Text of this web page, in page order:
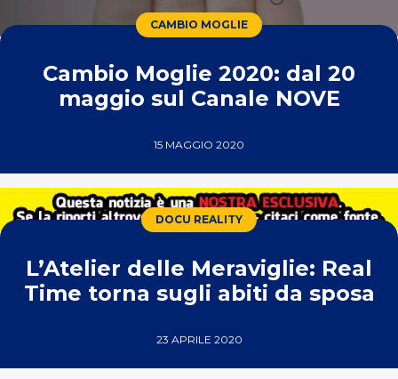
CAMBIO MOGLIE
Cambio Moglie 2020: dal 20
maggio sul Canale NOVE
15 MAGGIO 2020
DOCU REALITY
L’Atelier delle Meraviglie: Real
Time torna sugli abiti da sposa
23 APRILE 2020